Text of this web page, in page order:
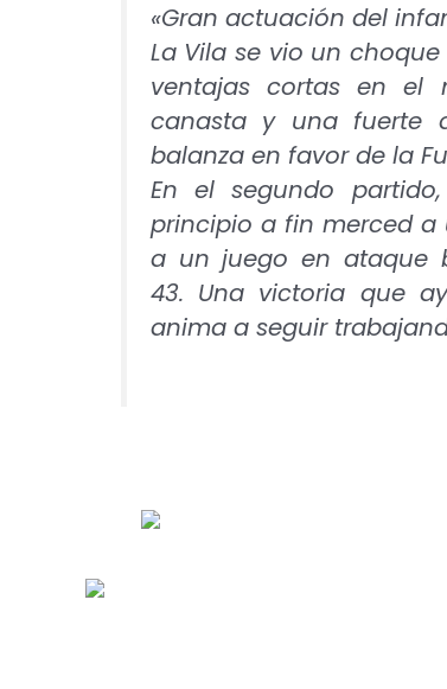
«Gran actuación del
La Vila se vio un
ventajas cortas en el
canasta y una fuerte
balanza en favor de la
En el segundo
principio a fin merced
a un juego en ataque
43. Una victoria que
anima a seguir